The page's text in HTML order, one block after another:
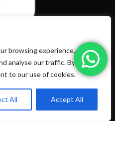
browsing experience, serve
analyse our traffic. By
to our use of cookies.
All Accept All